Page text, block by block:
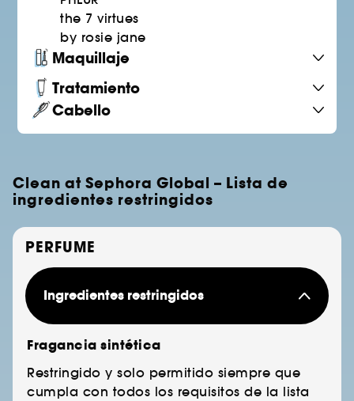
the 7 virtues
by rosie jane
Maquillaje
Tratamiento
Cabello
Clean at Sephora Global – Lista de
ingredientes restringidos
PERFUME
Ingredientes restringidos
Fragancia sintética
Restringido y solo permitido siempre que
cumpla con todos los requisitos de la lista